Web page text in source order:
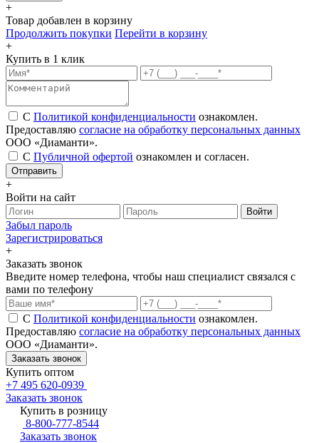
+
Товар добавлен в корзину
Продолжить покупки Перейти в корзину
+
Купить в 1 клик
С Политикой конфиденциальности ознакомлен.
Предоставляю согласие на обработку персональных данных
ООО «Диаманти».
С Публичной офертой ознакомлен и согласен.
Отправить
+
Войти на сайт
Войти
Забыл пароль
Зарегистрироваться
+
Заказать звонок
Введите номер телефона, чтобы наш специалист связался с
вами по телефону
С Политикой конфиденциальности ознакомлен.
Предоставляю согласие на обработку персональных данных
ООО «Диаманти».
Купить оптом
+7 495 620-0939
Заказать звонок
Купить в розницу
8-800-777-8544
Заказать звонок